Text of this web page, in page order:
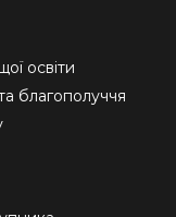
освіти
благополуччя